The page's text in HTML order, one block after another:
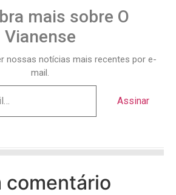
mais sobre O
Vianense
nossas notícias mais recentes por e-
mail.
Assinar
comentário